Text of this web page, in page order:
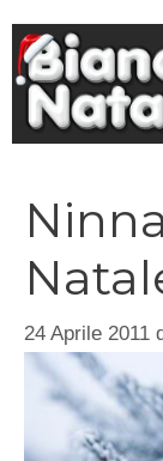
contenuto
24 Aprile 2011